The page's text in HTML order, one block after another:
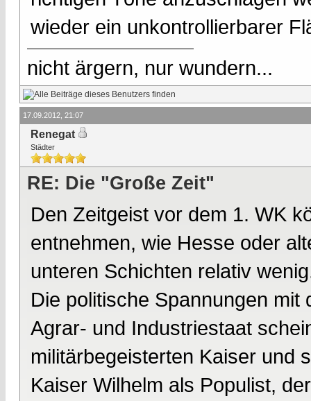
wieder ein unkontrollierbarer
nicht ärgern, nur wundern...
17.09.2012, 21:07
Renegat
Städter
RE: Die "Große Zeit"
Den Zeitgeist vor dem 1. WK
entnehmen, wie Hesse oder
unteren Schichten relativ
Die politische Spannungen
Agrar- und Industriestaat
militärbegeisterten Kaiser und
Kaiser Wilhelm als Populist,